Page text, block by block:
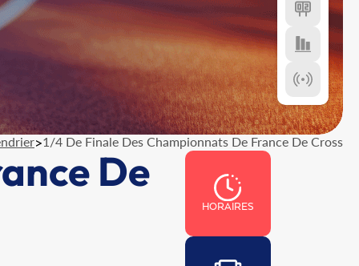
>1/4 De Finale Des Championnats De France De Cross
De
HORAIRES